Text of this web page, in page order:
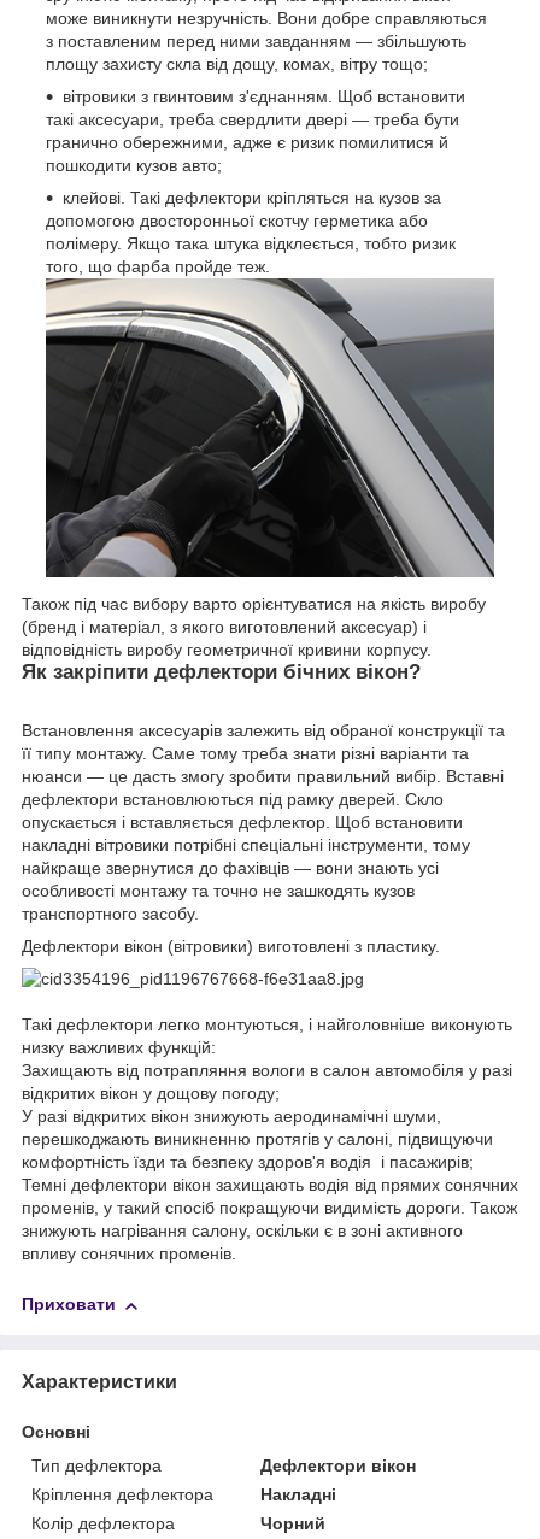
може виникнути незручність. Вони добре справляються
з поставленим перед ними завданням — збільшують
площу захисту скла від дощу, комах, вітру тощо;
вітровики з гвинтовим з'єднанням. Щоб встановити
такі аксесуари, треба свердлити двері — треба бути
гранично обережними, адже є ризик помилитися й
пошкодити кузов авто;
клейові. Такі дефлектори кріпляться на кузов за
допомогою двосторонньої скотчу герметика або
полімеру. Якщо така штука відклеється, тобто ризик
того, що фарба пройде теж.
Також під час вибору варто орієнтуватися на якість виробу
(бренд і матеріал, з якого виготовлений аксесуар) і
відповідність виробу геометричної кривини корпусу.
Як закріпити дефлектори бічних вікон?
Встановлення аксесуарів залежить від обраної конструкції та
її типу монтажу. Саме тому треба знати різні варіанти та
нюанси — це дасть змогу зробити правильний вибір. Вставні
дефлектори встановлюються під рамку дверей. Скло
опускається і вставляється дефлектор. Щоб встановити
накладні вітровики потрібні спеціальні інструменти, тому
найкраще звернутися до фахівців — вони знають усі
особливості монтажу та точно не зашкодять кузов
транспортного засобу.
Дефлектори вікон (вітровики) виготовлені з пластику.
Такі дефлектори легко монтуються, і найголовніше виконують
низку важливих функцій:
Захищають від потрапляння вологи в салон автомобіля у разі
відкритих вікон у дощову погоду;
У разі відкритих вікон знижують аеродинамічні шуми,
перешкоджають виникненню протягів у салоні, підвищуючи
комфортність їзди та безпеку здоров'я водія і пасажирів;
Темні дефлектори вікон захищають водія від прямих сонячних
променів, у такий спосіб покращуючи видимість дороги. Також
знижують нагрівання салону, оскільки є в зоні активного
впливу сонячних променів.
Приховати
Характеристики
Основні
Тип дефлектора
Дефлектори вікон
Кріплення дефлектора
Накладні
Колір дефлектора
Чорний